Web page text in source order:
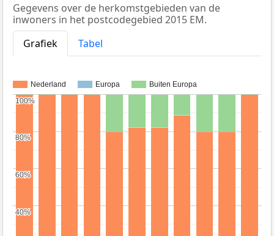
Gegevens over de herkomstgebieden van de
inwoners in het postcodegebied 2015 EM.
Grafiek
Tabel
Nederland Europa Buiten Europa
40%
40%
60%
60%
80%
80%
100%
100%